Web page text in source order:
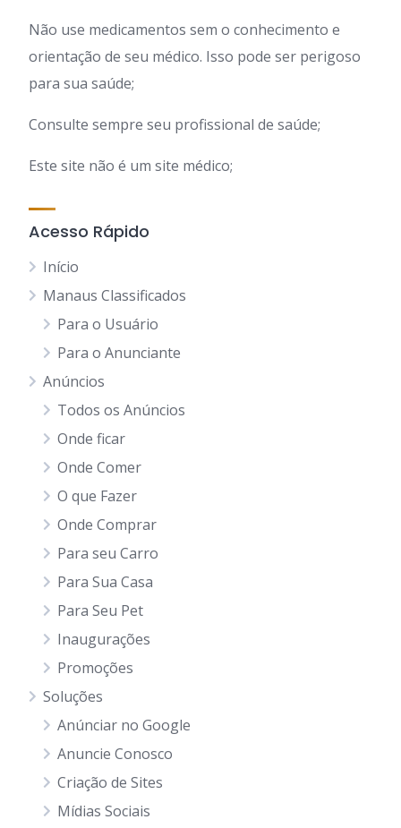
Não use medicamentos sem o conhecimento e
orientação de seu médico. Isso pode ser perigoso
para sua saúde;
Consulte sempre seu profissional de saúde;
Este site não é um site médico;
Acesso Rápido
Início
Manaus Classificados
Para o Usuário
Para o Anunciante
Anúncios
Todos os Anúncios
Onde ficar
Onde Comer
O que Fazer
Onde Comprar
Para seu Carro
Para Sua Casa
Para Seu Pet
Inaugurações
Promoções
Soluções
Anúnciar no Google
Anuncie Conosco
Criação de Sites
Mídias Sociais